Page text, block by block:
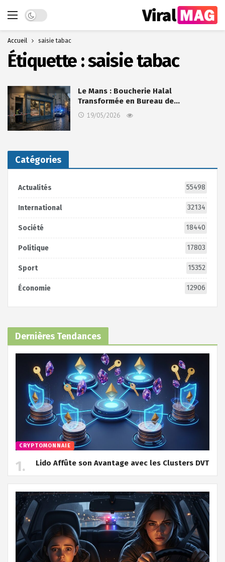
Dark mode
Accueil saisie tabac
Étiquette :saisie tabac
Le Mans : Boucherie Halal
Transformée en Bureau de…
19/05/2026
Catégories
Actualités 55498
International 32134
Société 18440
Politique 17803
Sport 15352
Économie 12906
Dernières Tendances
CRYPTOMONNAIE
Lido Affûte son Avantage avec les Clusters DVT